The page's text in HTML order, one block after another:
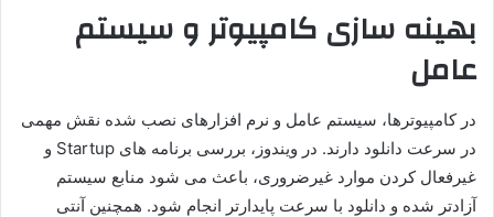
بهینه سازی کامپیوتر و سیستم
عامل
در کامپیوترها، سیستم عامل و نرم افزارهای نصب شده نقش مهمی
در سرعت دانلود دارند. در ویندوز، بررسی برنامه های Startup و
غیرفعال کردن موارد غیرضروری، باعث می شود منابع سیستم
آزادتر شده و دانلود با سرعت پایدارتر انجام شود. همچنین آنتی